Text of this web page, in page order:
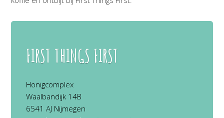
FIRST THINGS FIRST
Honigcomplex
Waalbandijk 14B
6541 AJ Nijmegen